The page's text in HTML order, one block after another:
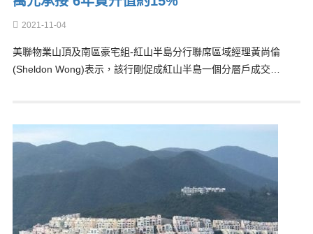
2021-11-04
美聯物業山頂及南區豪宅組-紅山半島分行聯席區域經理黃尚倫
(Sheldon Wong)表示，該行剛促成紅山半島一個分層戶成交…